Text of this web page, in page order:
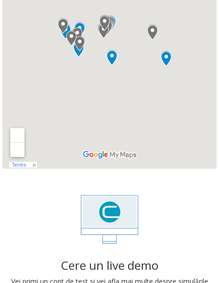
Cere un live demo